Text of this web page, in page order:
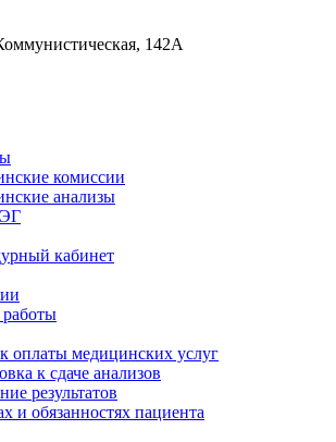
142А
комиссии
анализы
кабинет
оплаты медицинских услуг
к сдаче анализов
результатов
и обязанностях пациента